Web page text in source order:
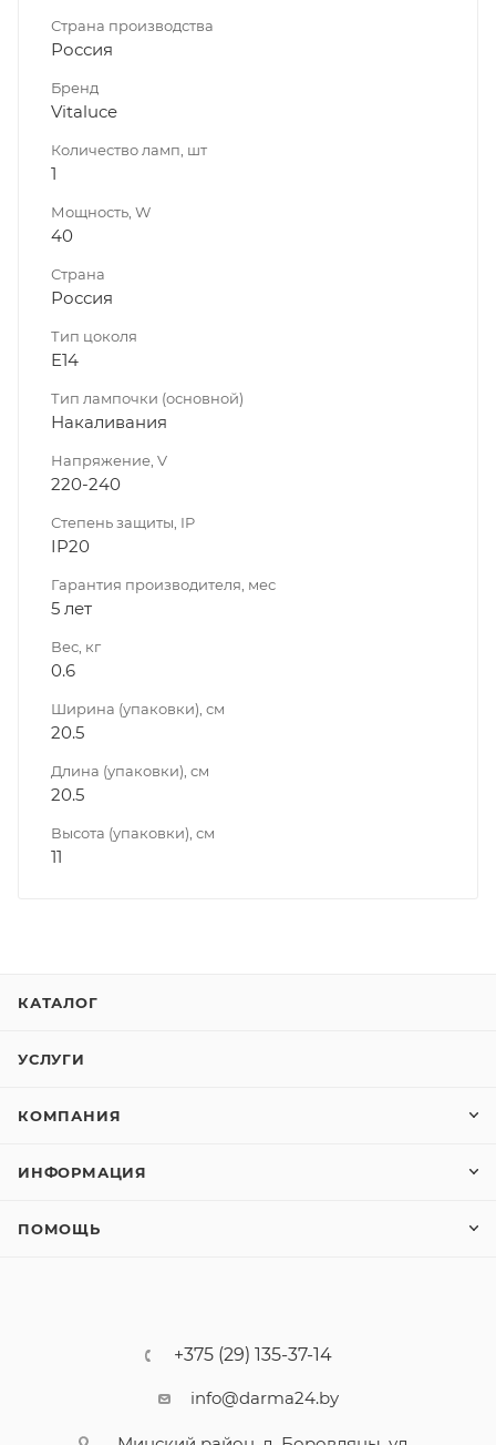
Страна производства
Россия
Бренд
Vitaluce
Количество ламп, шт
1
Мощность, W
40
Страна
Россия
Тип цоколя
E14
Тип лампочки (основной)
Накаливания
Напряжение, V
220-240
Степень защиты, IP
IP20
Гарантия производителя, мес
5 лет
Вес, кг
0.6
Ширина (упаковки), см
20.5
Длина (упаковки), см
20.5
Высота (упаковки), см
11
КАТАЛОГ
УСЛУГИ
КОМПАНИЯ
ИНФОРМАЦИЯ
ПОМОЩЬ
+375 (29) 135-37-14
info@darma24.by